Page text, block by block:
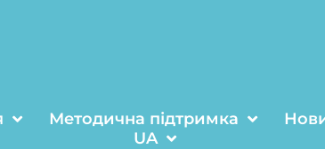
Методична підтримка
UA